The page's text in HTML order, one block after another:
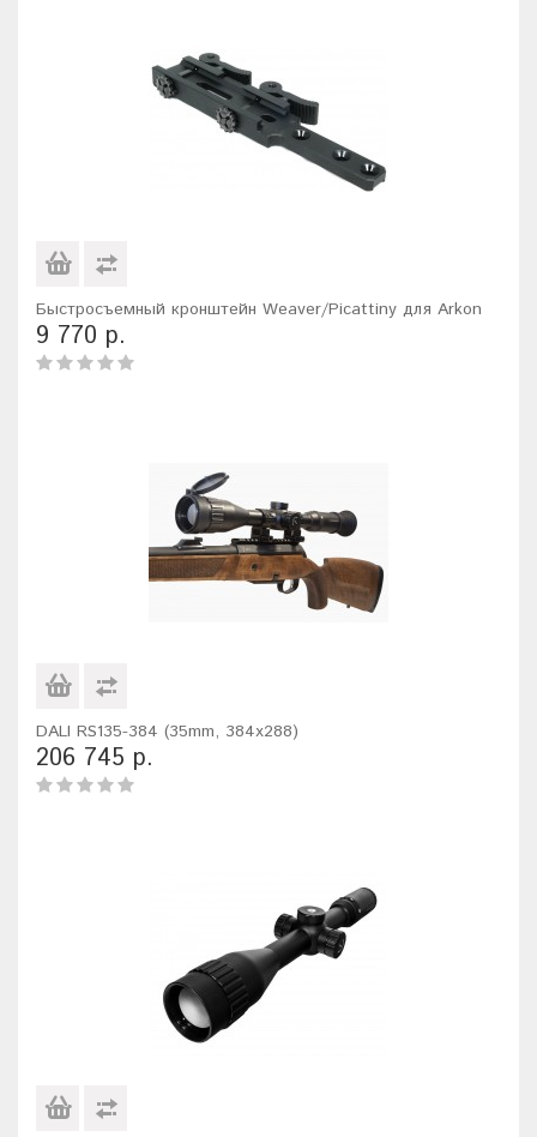
Быстросъемный кронштейн Weaver/Picattiny для Arkon
9 770 р.
DALI RS135-384 (35mm, 384x288)
206 745 р.